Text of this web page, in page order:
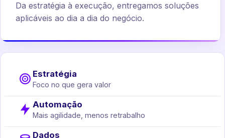
Da estratégia à execução, entregamos soluções
aplicáveis ao dia a dia do negócio.
Estratégia
Foco no que gera valor
Automação
Mais agilidade, menos retrabalho
Dados